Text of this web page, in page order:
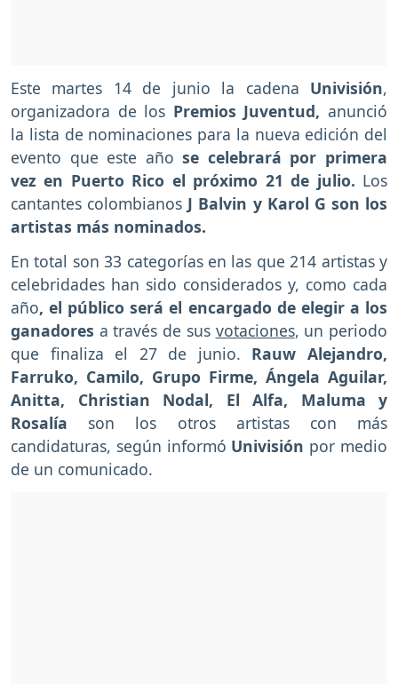
Este martes 14 de junio la cadena Univisión,
organizadora de los Premios Juventud,anunció
la lista de nominaciones para la nueva edición del
evento que este año se celebrará por primera
vez en Puerto Rico el próximo 21 de julio. Los
cantantes colombianos J Balvin y Karol G son los
artistas más nominados.
En total son 33 categorías en las que 214 artistas y
celebridades han sido considerados y, como cada
año, el público será el encargado de elegir a los
ganadores a través de sus votaciones, un periodo
que finaliza el 27 de junio. Rauw Alejandro,
Farruko, Camilo, Grupo Firme, Ángela Aguilar,
Anitta, Christian Nodal, El Alfa, Maluma y
Rosalía son los otros artistas con más
candidaturas, según informó Univisión por medio
de un comunicado.